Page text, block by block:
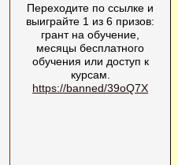
Переходите по ссылке и
выиграйте 1 из 6 призов:
грант на обучение,
месяцы бесплатного
обучения или доступ к
курсам.
https://banned/39oQ7X